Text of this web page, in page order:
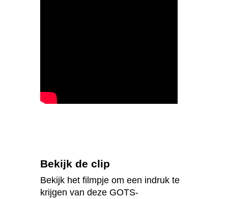
Bekijk de clip
Bekijk het filmpje om een indruk te
krijgen van deze GOTS-